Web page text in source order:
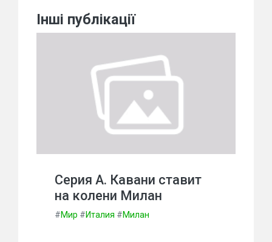
Інші публікації
Серия А. Кавани ставит
на колени Милан
#Мир #Италия #Милан